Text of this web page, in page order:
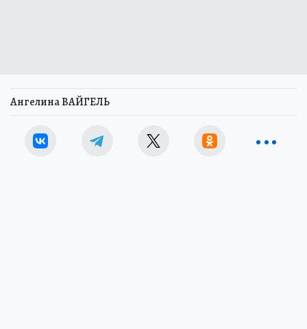
Ангелина ВАЙГЕЛЬ